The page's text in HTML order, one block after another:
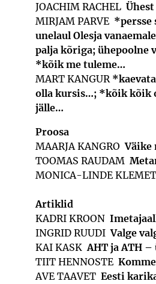
JOACHIM RACHEL
MIRJAM PARVE *persse
unelaul Olesja
palja kõriga; ühepoolne
*kõik me tuleme…
MART KANGUR
olla kursis…; *kõik kõik
jälle…
Proosa
MAARJA KANGROVäike
TOOMAS RAUDAM
MONICA-LINDE
Artiklid
KADRI KROON
INGRID RUUDIValge
KAI KASKAHT ja ATH
TIIT HENNOSTE
AVE TAAVET Eesti